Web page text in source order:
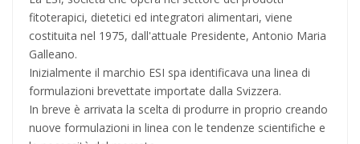
fitoterapici, dietetici ed integratori alimentari, viene
costituita nel 1975, dall'attuale Presidente, Antonio Maria
Galleano.
Inizialmente il marchio ESI spa identificava una linea di
formulazioni brevettate importate dalla Svizzera.
In breve è arrivata la scelta di produrre in proprio creando
nuove formulazioni in linea con le tendenze scientifiche e